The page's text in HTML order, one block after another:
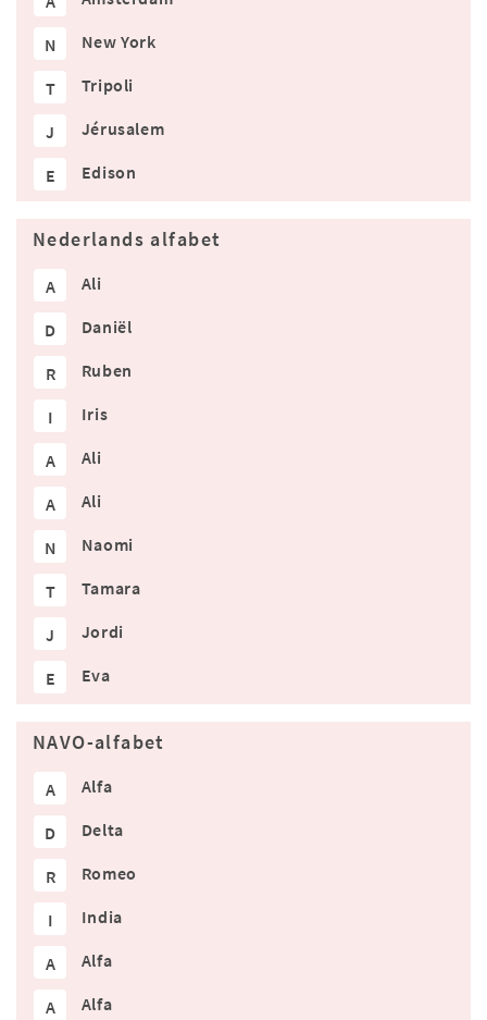
N New York
T Tripoli
J Jérusalem
E Edison
Nederlands alfabet
A Ali
D Daniël
R Ruben
I Iris
A Ali
A Ali
N Naomi
T Tamara
J Jordi
E Eva
NAVO-alfabet
A Alfa
D Delta
R Romeo
I India
A Alfa
A Alfa